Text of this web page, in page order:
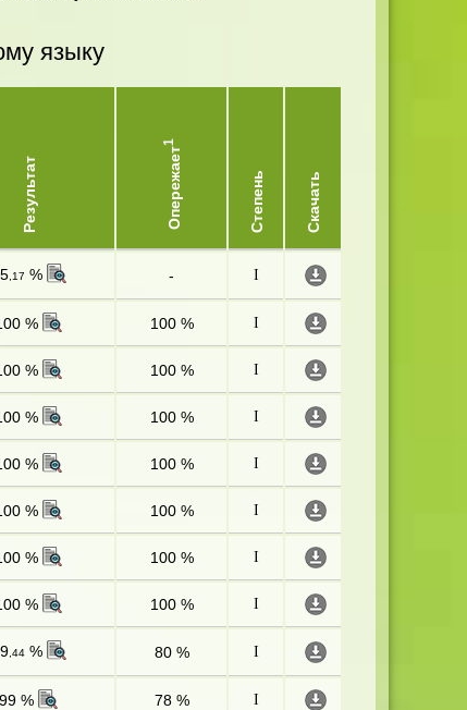
языку
Результат Опережает
1
Степень Скачать
,17 % - I
% 100 % I
% 100 % I
% 100 % I
% 100 % I
% 100 % I
% 100 % I
% 100 % I
,44% 80 % I
99 % 78 % I